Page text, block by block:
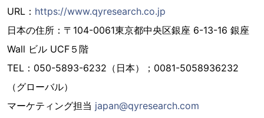
URL： https://www.qyresearch.co.jp
日本の住所：〒104-0061東京都中央区銀座 6-13-16 銀座
Wall ビル UCF５階
TEL：050-5893-6232（日本）；0081-5058936232
（グローバル）
マーケティング担当 japan@qyresearch.com